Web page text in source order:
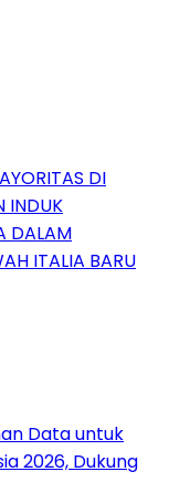
DI
INDUK
DALAM
ITALIA BARU
Data untuk
2026, Dukung